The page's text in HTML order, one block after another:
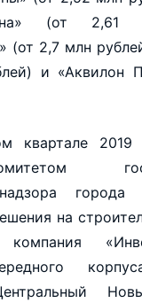
(от 2,61
(от 2,7 млн
и «Аквилон
квартале
надзора
на